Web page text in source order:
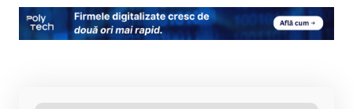
py
Li
ce
b
at
s
e
a
ail